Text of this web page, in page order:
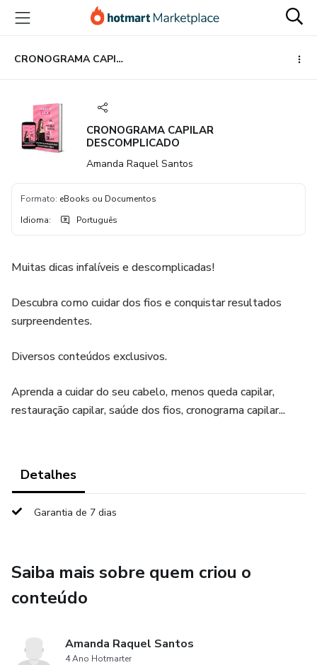
para
conteúdo
principal
para
pagamento
para
rodapé
CRONOGRAMA CAPILAR DESCOMPLICADO
CRONOGRAMA CAPILAR
DESCOMPLICADO
Amanda Raquel Santos
Formato: eBooks ou Documentos
Idioma: Português
Muitas dicas infalíveis e descomplicadas!
Descubra como cuidar dos fios e conquistar resultados
surpreendentes.
Diversos conteúdos exclusivos.
Aprenda a cuidar do seu cabelo, menos queda capilar,
restauração capilar, saúde dos fios, cronograma capilar...
Detalhes
Garantia de 7 dias
Saiba mais sobre quem criou o
conteúdo
Amanda Raquel Santos
4 Ano Hotmarter